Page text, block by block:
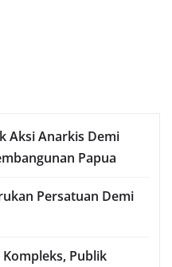
Aksi Anarkis Demi
Papua
Persatuan Demi
Publik